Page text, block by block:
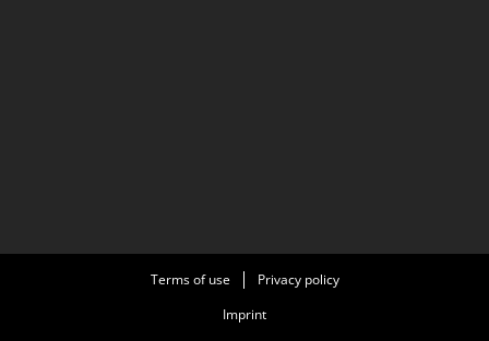
Terms of use
Privacy policy
Imprint